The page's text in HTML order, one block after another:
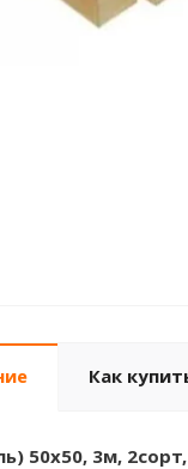
Как
50х50, 3м,